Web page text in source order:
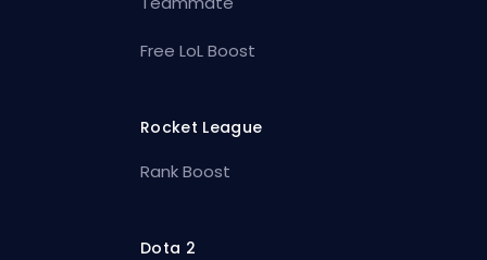
Free LoL Boost
Rocket League
Rank Boost
Dota 2